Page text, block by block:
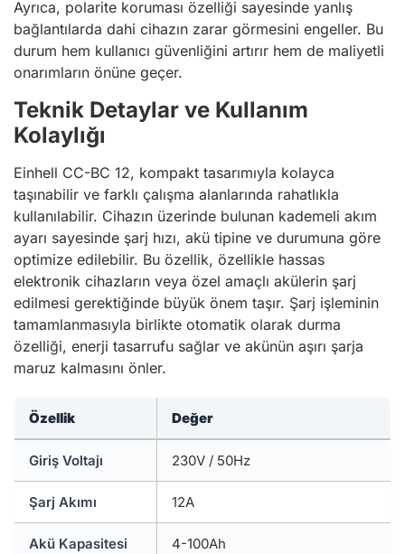
Ayrıca, polarite koruması özelliği sayesinde yanlış
bağlantılarda dahi cihazın zarar görmesini engeller. Bu
durum hem kullanıcı güvenliğini artırır hem de maliyetli
onarımların önüne geçer.
Teknik Detaylar ve Kullanım
Kolaylığı
Einhell CC-BC 12, kompakt tasarımıyla kolayca
taşınabilir ve farklı çalışma alanlarında rahatlıkla
kullanılabilir. Cihazın üzerinde bulunan kademeli akım
ayarı sayesinde şarj hızı, akü tipine ve durumuna göre
optimize edilebilir. Bu özellik, özellikle hassas
elektronik cihazların veya özel amaçlı akülerin şarj
edilmesi gerektiğinde büyük önem taşır. Şarj işleminin
tamamlanmasıyla birlikte otomatik olarak durma
özelliği, enerji tasarrufu sağlar ve akünün aşırı şarja
maruz kalmasını önler.
Özellik Değer
Giriş Voltajı 230V / 50Hz
Şarj Akımı 12A
Akü Kapasitesi 4-100Ah